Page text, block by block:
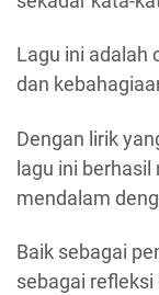
Lagu ini adalah
dan
Dengan lirik
lagu ini
mendalam
Baik sebagai
sebagai refleksi